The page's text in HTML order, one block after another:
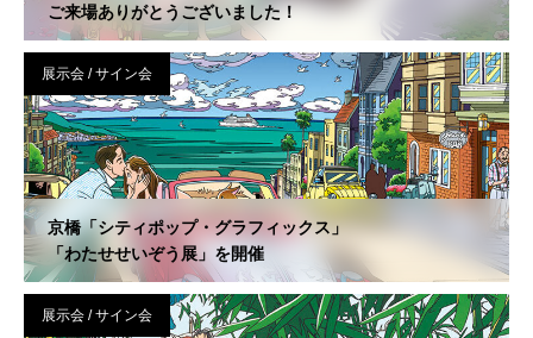
ご来場ありがとうございました！
展示会 / サイン会
京橋「シティポップ・グラフィックス」
「わたせせいぞう展」を開催
展示会 / サイン会